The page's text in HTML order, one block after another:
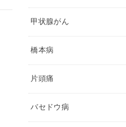
甲状腺がん
橋本病
片頭痛
バセドウ病